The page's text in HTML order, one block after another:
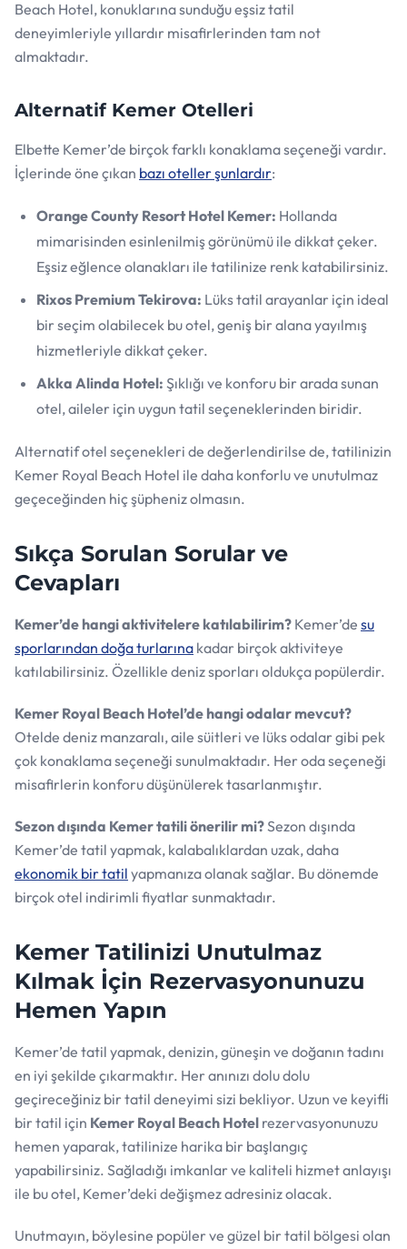
Beach Hotel, konuklarına sunduğu eşsiz tatil
deneyimleriyle yıllardır misafirlerinden tam not
almaktadır.
Alternatif Kemer Otelleri
Elbette Kemer’de birçok farklı konaklama seçeneği vardır.
İçlerinde öne çıkan bazı oteller şunlardır:
Orange County Resort Hotel Kemer: Hollanda
mimarisinden esinlenilmiş görünümü ile dikkat çeker.
Eşsiz eğlence olanakları ile tatilinize renk katabilirsiniz.
Rixos Premium Tekirova: Lüks tatil arayanlar için ideal
bir seçim olabilecek bu otel, geniş bir alana yayılmış
hizmetleriyle dikkat çeker.
Akka Alinda Hotel: Şıklığı ve konforu bir arada sunan
otel, aileler için uygun tatil seçeneklerinden biridir.
Alternatif otel seçenekleri de değerlendirilse de, tatilinizin
Kemer Royal Beach Hotel ile daha konforlu ve unutulmaz
geçeceğinden hiç şüpheniz olmasın.
Sıkça Sorulan Sorular ve
Cevapları
Kemer’de hangi aktivitelere katılabilirim? Kemer’de su
sporlarından doğa turlarına kadar birçok aktiviteye
katılabilirsiniz. Özellikle deniz sporları oldukça popülerdir.
Kemer Royal Beach Hotel’de hangi odalar mevcut?
Otelde deniz manzaralı, aile süitleri ve lüks odalar gibi pek
çok konaklama seçeneği sunulmaktadır. Her oda seçeneği
misafirlerin konforu düşünülerek tasarlanmıştır.
Sezon dışında Kemer tatili önerilir mi?Sezon dışında
Kemer’de tatil yapmak, kalabalıklardan uzak, daha
ekonomik bir tatil yapmanıza olanak sağlar. Bu dönemde
birçok otel indirimli fiyatlar sunmaktadır.
Kemer Tatilinizi Unutulmaz
Kılmak İçin Rezervasyonunuzu
Hemen Yapın
Kemer’de tatil yapmak, denizin, güneşin ve doğanın tadını
en iyi şekilde çıkarmaktır. Her anınızı dolu dolu
geçireceğiniz bir tatil deneyimi sizi bekliyor. Uzun ve keyifli
bir tatil için Kemer Royal Beach Hotel rezervasyonunuzu
hemen yaparak, tatilinize harika bir başlangıç
yapabilirsiniz. Sağladığı imkanlar ve kaliteli hizmet anlayışı
ile bu otel, Kemer’deki değişmez adresiniz olacak.
Unutmayın, böylesine popüler ve güzel bir tatil bölgesi olan